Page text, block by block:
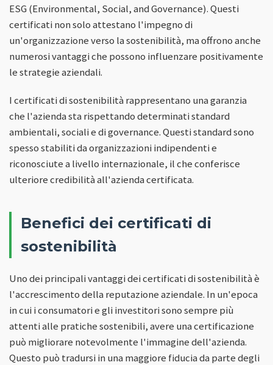
ESG (Environmental, Social, and Governance). Questi
certificati non solo attestano l'impegno di
un'organizzazione verso la sostenibilità, ma offrono anche
numerosi vantaggi che possono influenzare positivamente
le strategie aziendali.
I certificati di sostenibilità rappresentano una garanzia
che l'azienda sta rispettando determinati standard
ambientali, sociali e di governance. Questi standard sono
spesso stabiliti da organizzazioni indipendenti e
riconosciute a livello internazionale, il che conferisce
ulteriore credibilità all'azienda certificata.
Benefici dei certificati di
sostenibilità
Uno dei principali vantaggi dei certificati di sostenibilità è
l'accrescimento della reputazione aziendale. In un'epoca
in cui i consumatori e gli investitori sono sempre più
attenti alle pratiche sostenibili, avere una certificazione
può migliorare notevolmente l'immagine dell'azienda.
Questo può tradursi in una maggiore fiducia da parte degli